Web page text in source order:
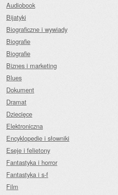
Audiobook
Bijatyki
Biograficzne i wywiady
Biografie
Biografie
Biznes i marketing
Blues
Dokument
Dramat
Dziecięce
Elektroniczna
Encyklopedie i słowniki
Eseje i felietony
Fantastyka i horror
Fantastyka i s-f
Film